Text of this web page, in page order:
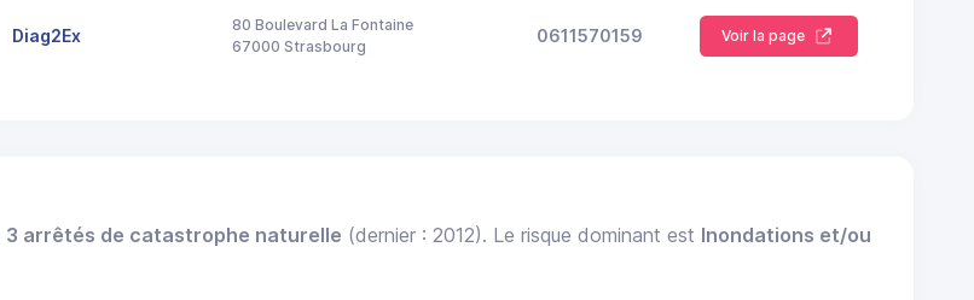
Diag2Ex
80 Boulevard La Fontaine
67000 Strasbourg
0611570159 Voir la page
3 arrêtés de catastrophe naturelle (dernier : 2012). Le risque dominant est Inondations et/ou